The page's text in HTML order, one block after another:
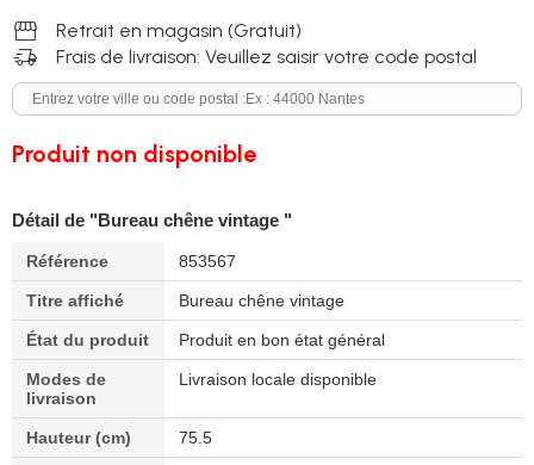
storefront Retrait en magasin (Gratuit)
delivery_truck_speed Frais de livraison: Veuillez saisir votre code postal
Produit non disponible
Détail de "Bureau chêne vintage "
Référence 853567
Titre affiché Bureau chêne vintage
État du produit Produit en bon état général
Modes de
livraison
Livraison locale disponible
Hauteur (cm) 75.5